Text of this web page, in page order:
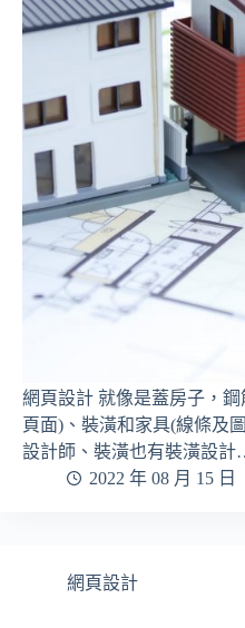
網頁設計 就像是蓋房子，
頁面)、裝潢和家具(線條及
設計師、裝潢也有裝潢設
2022 年 08 月 15 日
網頁設計